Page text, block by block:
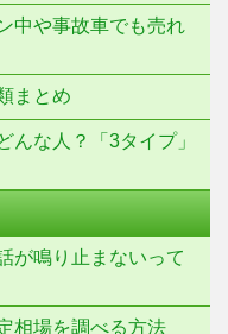
中や事故車でも売れ
まとめ
んな人？「3タイプ」
が鳴り止まないって
相場を調べる方法